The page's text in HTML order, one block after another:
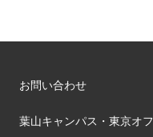
お問い合わせ
葉山キャンパス・東京オ